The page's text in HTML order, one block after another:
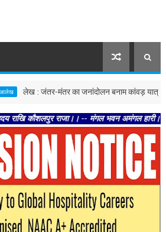
: जंतर-मंतर का जनांदोलन बनाम कांवड़ यात्रा
राजा।। -- मंगल भवन अमंगल हारी। द्रवहु